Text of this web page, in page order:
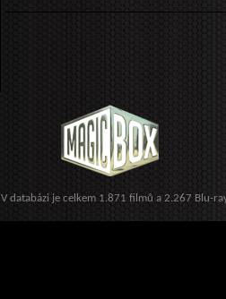
V databázi je celkem 1.871 filmů a 2.267 Blu-